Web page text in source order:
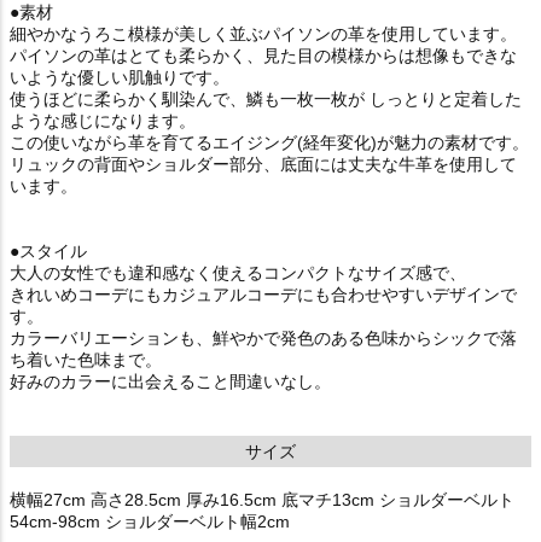
●素材
細やかなうろこ模様が美しく並ぶパイソンの革を使用しています。
パイソンの革はとても柔らかく、見た目の模様からは想像もできな
いような優しい肌触りです。
使うほどに柔らかく馴染んで、鱗も一枚一枚が しっとりと定着した
ような感じになります。
この使いながら革を育てるエイジング(経年変化)が魅力の素材です。
リュックの背面やショルダー部分、底面には丈夫な牛革を使用して
います。
●スタイル
大人の女性でも違和感なく使えるコンパクトなサイズ感で、
きれいめコーデにもカジュアルコーデにも合わせやすいデザインで
す。
カラーバリエーションも、鮮やかで発色のある色味からシックで落
ち着いた色味まで。
好みのカラーに出会えること間違いなし。
サイズ
横幅27cm 高さ28.5cm 厚み16.5cm 底マチ13cm ショルダーベルト
54cm-98cm ショルダーベルト幅2cm